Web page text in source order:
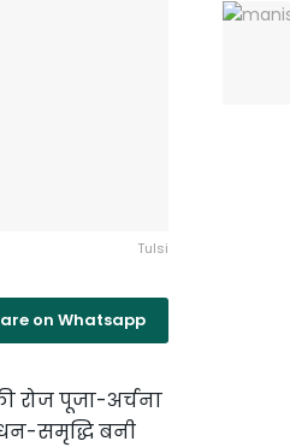
Tulsi
on Whatsapp
रोज पूजा-अर्चना
समृद्धि बनी